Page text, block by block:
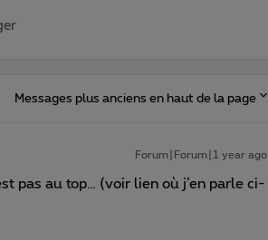
Messages plus anciens en haut de la page
Forum|Forum|1 year ago
pas au top… (voir lien où j’en parle ci-